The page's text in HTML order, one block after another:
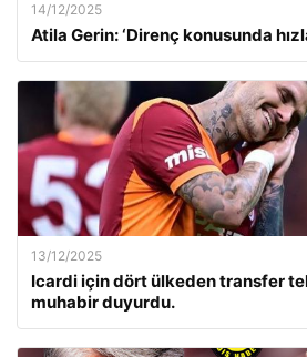
14/12/2025
Atila Gerin: ‘Direnç konusunda
13/12/2025
Icardi için dört ülkeden transfer
muhabir duyurdu.